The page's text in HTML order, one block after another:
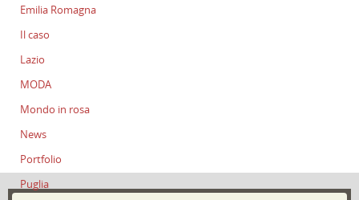
Emilia Romagna
Il caso
Lazio
MODA
Mondo in rosa
News
Portfolio
Puglia